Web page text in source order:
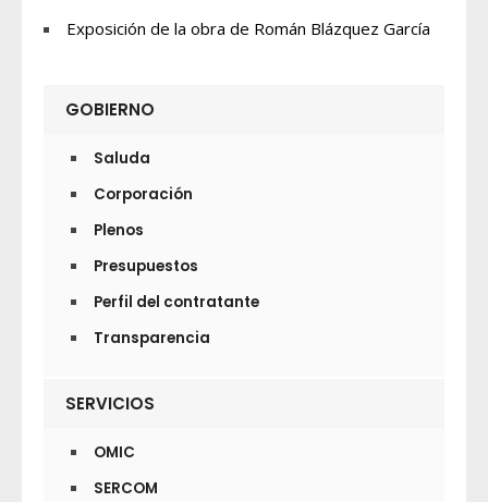
Exposición de la obra de Román Blázquez García
GOBIERNO
Saluda
Corporación
Plenos
Presupuestos
Perfil del contratante
Transparencia
SERVICIOS
OMIC
SERCOM